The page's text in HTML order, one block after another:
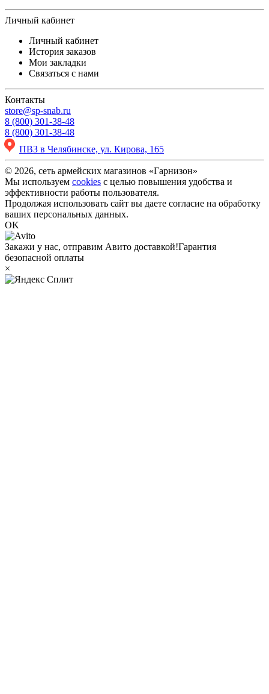
Личный кабинет
Личный кабинет
История заказов
Мои закладки
Связаться с нами
Контакты
store@sp-snab.ru
8 (800) 301-38-48
8 (800) 301-38-48
ПВЗ в Челябинске, ул. Кирова, 165
© 2026, сеть армейских магазинов «Гарнизон»
Мы используем cookies с целью повышения удобства и
эффективности работы пользователя.
Продолжая использовать сайт вы даете согласие на обработку
ваших персональных данных.
OK
Закажи у нас, отправим Авито доставкой!Гарантия
безопасной оплаты
×